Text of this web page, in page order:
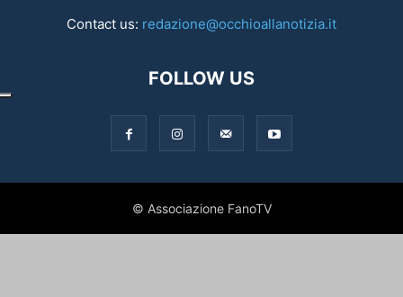
Contact us: redazione@occhioallanotizia.it
FOLLOW US
© Associazione FanoTV